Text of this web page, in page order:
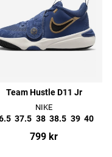
Team Hustle D11 Jr
NIKE
37.5 38 38.5 39 40
799 kr